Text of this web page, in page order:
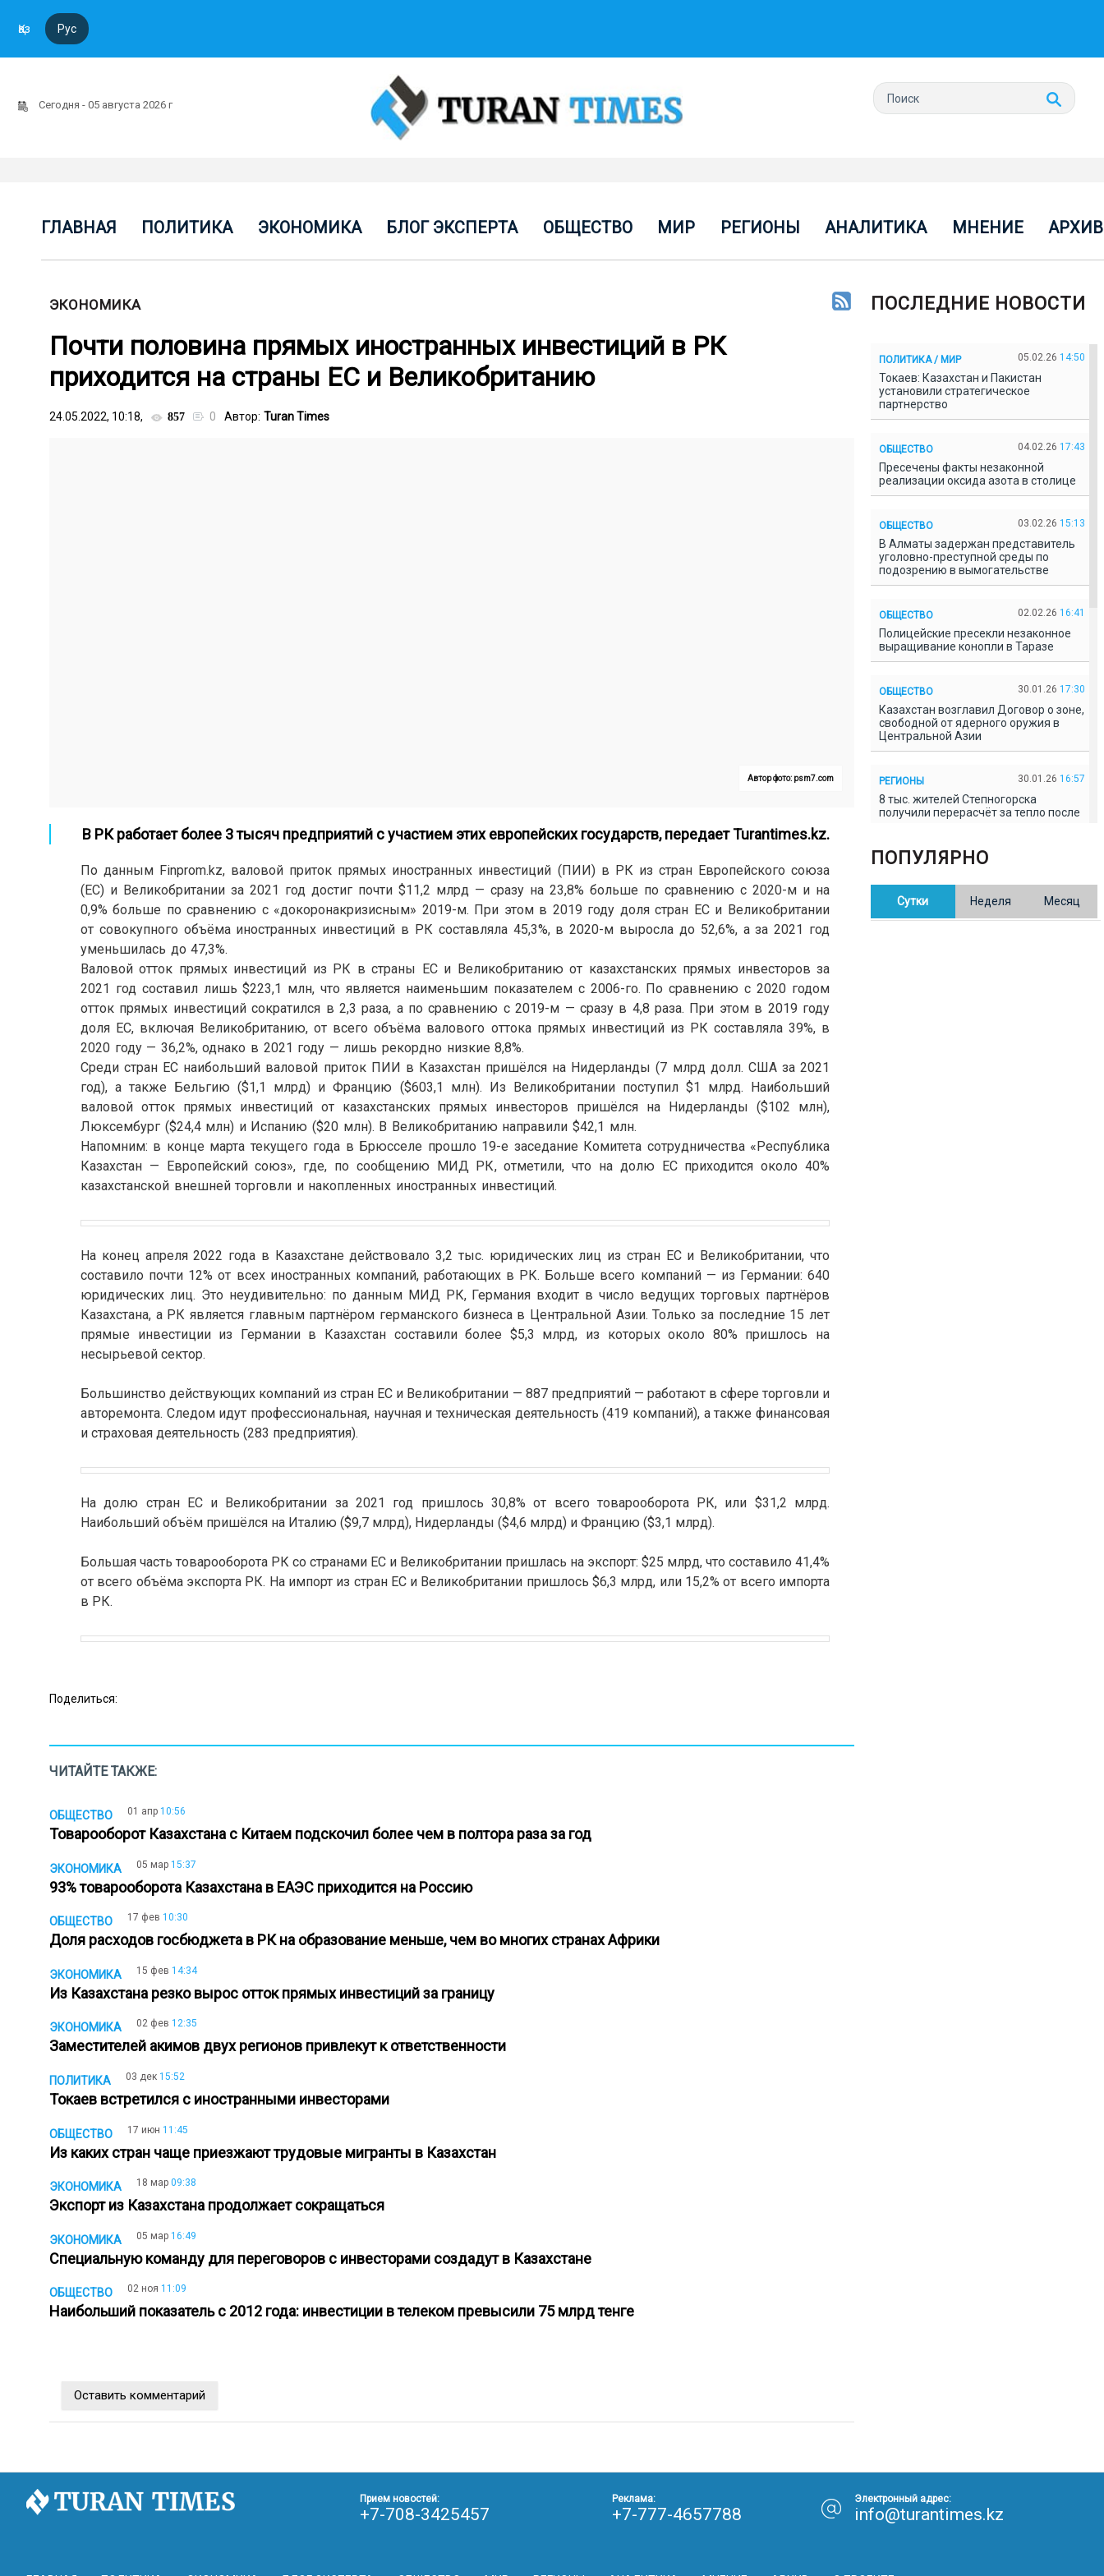
Қаз Рус
Сегодня - 05 августа 2026 г
ГЛАВНАЯ ПОЛИТИКА ЭКОНОМИКА БЛОГ ЭКСПЕРТА ОБЩЕСТВО МИР РЕГИОНЫ АНАЛИТИКА МНЕНИЕ АРХИВ
ЭКОНОМИКА
Почти половина прямых иностранных инвестиций в РК
приходится на страны ЕС и Великобританию
24.05.2022, 10:18, 857 0 Автор: Turan Times
Автор фото: psm7.com
В РК работает более 3 тысяч предприятий с участием этих европейских государств, передаетTurantimes.kz.
По данным Finprom.kz, валовой приток прямых иностранных инвестиций (ПИИ) в РК из стран Европейского союза
(ЕС) и Великобритании за 2021 год достиг почти $11,2 млрд — сразу на 23,8% больше по сравнению с 2020-м и на
0,9% больше по сравнению с «докоронакризисным» 2019-м. При этом в 2019 году доля стран ЕС и Великобритании
от совокупного объёма иностранных инвестиций в РК составляла 45,3%, в 2020-м выросла до 52,6%, а за 2021 год
уменьшилась до 47,3%.
Валовой отток прямых инвестиций из РК в страны ЕС и Великобританию от казахстанских прямых инвесторов за
2021 год составил лишь $223,1 млн, что является наименьшим показателем с 2006-го. По сравнению с 2020 годом
отток прямых инвестиций сократился в 2,3 раза, а по сравнению с 2019-м — сразу в 4,8 раза. При этом в 2019 году
доля ЕС, включая Великобританию, от всего объёма валового оттока прямых инвестиций из РК составляла 39%, в
2020 году — 36,2%, однако в 2021 году — лишь рекордно низкие 8,8%.
Среди стран ЕС наибольший валовой приток ПИИ в Казахстан пришёлся на Нидерланды (7 млрд долл. США за 2021
год), а также Бельгию ($1,1 млрд) и Францию ($603,1 млн). Из Великобритании поступил $1 млрд. Наибольший
валовой отток прямых инвестиций от казахстанских прямых инвесторов пришёлся на Нидерланды ($102 млн),
Люксембург ($24,4 млн) и Испанию ($20 млн). В Великобританию направили $42,1 млн.
Напомним: в конце марта текущего года в Брюсселе прошло 19-е заседание Комитета сотрудничества «Республика
Казахстан — Европейский союз», где, по сообщению МИД РК, отметили, что на долю ЕС приходится около 40%
казахстанской внешней торговли и накопленных иностранных инвестиций.
На конец апреля 2022 года в Казахстане действовало 3,2 тыс. юридических лиц из стран ЕС и Великобритании, что
составило почти 12% от всех иностранных компаний, работающих в РК. Больше всего компаний — из Германии: 640
юридических лиц. Это неудивительно: по данным МИД РК, Германия входит в число ведущих торговых партнёров
Казахстана, а РК является главным партнёром германского бизнеса в Центральной Азии. Только за последние 15 лет
прямые инвестиции из Германии в Казахстан составили более $5,3 млрд, из которых около 80% пришлось на
несырьевой сектор.
Большинство действующих компаний из стран ЕС и Великобритании — 887 предприятий — работают в сфере торговли и
авторемонта. Следом идут профессиональная, научная и техническая деятельность (419 компаний), а также финансовая
и страховая деятельность (283 предприятия).
На долю стран ЕС и Великобритании за 2021 год пришлось 30,8% от всего товарооборота РК, или $31,2 млрд.
Наибольший объём пришёлся на Италию ($9,7 млрд), Нидерланды ($4,6 млрд) и Францию ($3,1 млрд).
Большая часть товарооборота РК со странами ЕС и Великобритании пришлась на экспорт: $25 млрд, что составило 41,4%
от всего объёма экспорта РК. На импорт из стран ЕС и Великобритании пришлось $6,3 млрд, или 15,2% от всего импорта
в РК.
Поделиться:
ЧИТАЙТЕ ТАКЖЕ:
ОБЩЕСТВО 01 апр 10:56
Товарооборот Казахстана с Китаем подскочил более чем в полтора раза за год
ЭКОНОМИКА 05 мар 15:37
93% товарооборота Казахстана в ЕАЭС приходится на Россию
ОБЩЕСТВО 17 фев 10:30
Доля расходов госбюджета в РК на образование меньше, чем во многих странах Африки
ЭКОНОМИКА 15 фев 14:34
Из Казахстана резко вырос отток прямых инвестиций за границу
ЭКОНОМИКА 02 фев 12:35
Заместителей акимов двух регионов привлекут к ответственности
ПОЛИТИКА 03 дек 15:52
Токаев встретился с иностранными инвесторами
ОБЩЕСТВО 17 июн 11:45
Из каких стран чаще приезжают трудовые мигранты в Казахстан
ЭКОНОМИКА 18 мар 09:38
Экспорт из Казахстана продолжает сокращаться
ЭКОНОМИКА 05 мар 16:49
Специальную команду для переговоров с инвесторами создадут в Казахстане
ОБЩЕСТВО 02 ноя 11:09
Наибольший показатель с 2012 года: инвестиции в телеком превысили 75 млрд тенге
Оставить комментарий
ПОСЛЕДНИЕ НОВОСТИ
ПОЛИТИКА / МИР 05.02.26 14:50
Токаев: Казахстан и Пакистан
установили стратегическое
партнерство
ОБЩЕСТВО 04.02.26 17:43
Пресечены факты незаконной
реализации оксида азота в столице
ОБЩЕСТВО 03.02.26 15:13
В Алматы задержан представитель
уголовно-преступной среды по
подозрению в вымогательстве
ОБЩЕСТВО 02.02.26 16:41
Полицейские пресекли незаконное
выращивание конопли в Таразе
ОБЩЕСТВО 30.01.26 17:30
Казахстан возглавил Договор о зоне,
свободной от ядерного оружия в
Центральной Азии
РЕГИОНЫ 30.01.26 16:57
8 тыс. жителей Степногорска
получили перерасчёт за тепло после
В Казахстане готовят новую
редакцию Конституции: меняется
ПОПУЛЯРНО
Сутки Неделя Месяц
Прием новостей:
+7-708-3425457
Реклама:
+7-777-4657788
Электронный адрес:
info@turantimes.kz